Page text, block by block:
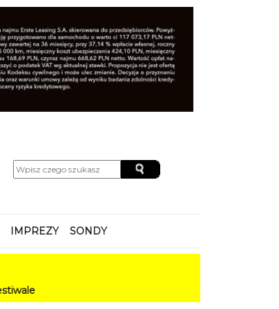
IMPREZY SONDY